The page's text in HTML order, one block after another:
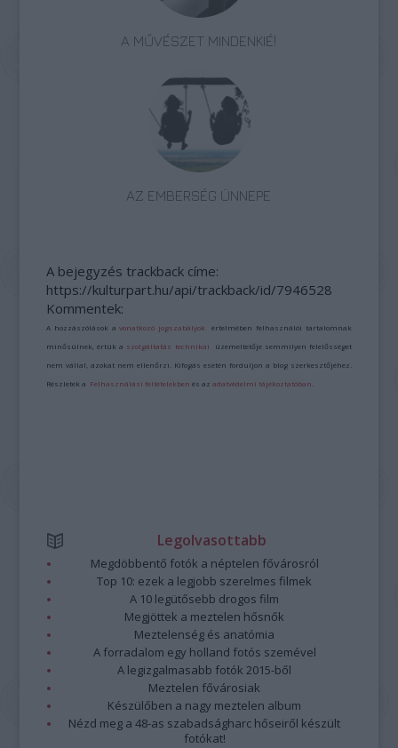
A MŰVÉSZET MINDENKIÉ!
AZ EMBERSÉG ÜNNEPE
A bejegyzés trackback címe:
https://kulturpart.hu/api/trackback/id/7946528
Kommentek:
A hozzászólások avonatkozó jogszabályok értelmében felhasználói tartalomnak
minősülnek, értük a szolgáltatás technikai üzemeltetője semmilyen felelősséget
nem vállal, azokat nem ellenőrzi. Kifogás esetén forduljon a blog szerkesztőjéhez.
Részletek a Felhasználási feltételekben és azadatvédelmi tájékoztatóban
Legolvasottabb
Megdöbbentő fotók a néptelen fővárosról
Top 10: ezek a legjobb szerelmes filmek
A 10 legütősebb drogos film
Megjöttek a meztelen hősnők
Meztelenség és anatómia
A forradalom egy holland fotós szemével
A legizgalmasabb fotók 2015-ből
Meztelen fővárosiak
Készülőben a nagy meztelen album
Nézd meg a 48-as szabadságharc hőseiről készült
fotókat!